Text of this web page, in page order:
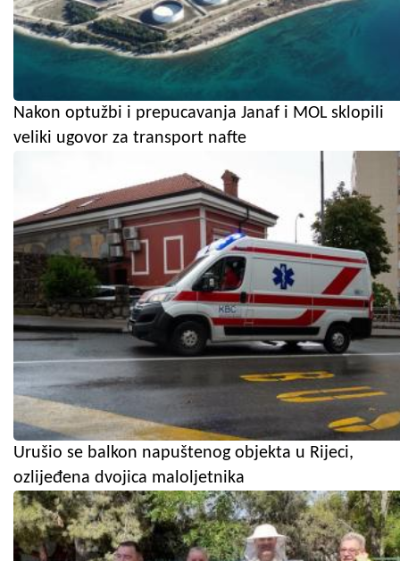
Nakon optužbi i prepucavanja Janaf i MOL sklopili
veliki ugovor za transport nafte
Urušio se balkon napuštenog objekta u Rijeci,
ozlijeđena dvojica maloljetnika